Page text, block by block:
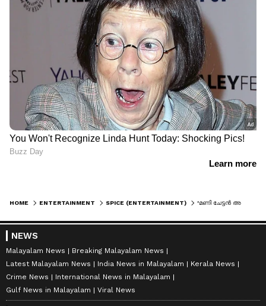
HOME ENTERTAINMENT SPICE (ENTERTAINMENT)
NEWS
Malayalam News
Breaking Malayalam News
Latest Malayalam News
India News in Malayalam
Kerala News
Crime News
International News in Malayalam
Gulf News in Malayalam
Viral News